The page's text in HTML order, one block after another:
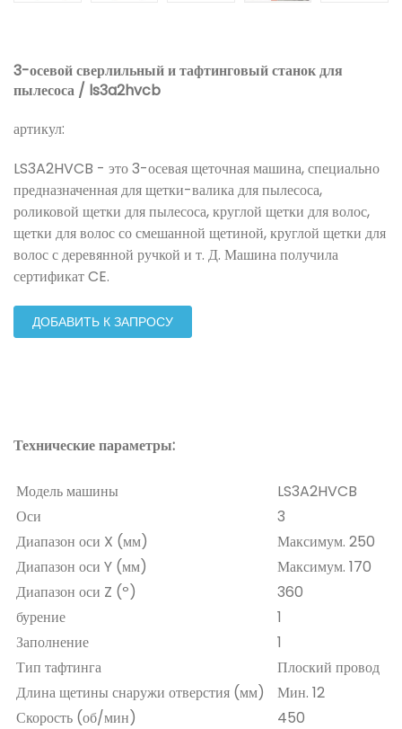
3-осевой сверлильный и тафтинговый станок для
пылесоса / ls3a2hvcb
артикул:
LS3A2HVCB - это 3-осевая щеточная машина, специально
предназначенная для щетки-валика для пылесоса,
роликовой щетки для пылесоса, круглой щетки для волос,
щетки для волос со смешанной щетиной, круглой щетки для
волос с деревянной ручкой и т. Д. Машина получила
сертификат CE.
ДОБАВИТЬ К ЗАПРОСУ
Технические параметры:
Модель машины
LS3A2HVCB
Оси
3
Диапазон оси X (мм)
Максимум. 250
Диапазон оси Y (мм)
Максимум. 170
Диапазон оси Z (º)
360
бурение
1
Заполнение
1
Тип тафтинга
Плоский провод
Длина щетины снаружи отверстия (мм)
Мин. 12
Скорость (об/мин)
450